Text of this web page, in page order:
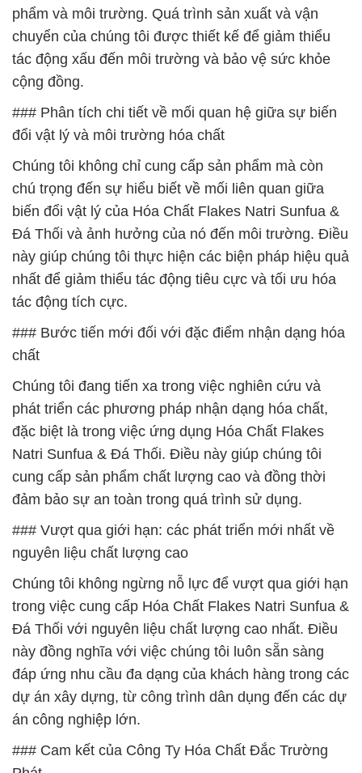
phẩm và môi trường. Quá trình sản xuất và vận
chuyển của chúng tôi được thiết kế để giảm thiểu
tác động xấu đến môi trường và bảo vệ sức khỏe
cộng đồng.
### Phân tích chi tiết về mối quan hệ giữa sự biến
đổi vật lý và môi trường hóa chất
Chúng tôi không chỉ cung cấp sản phẩm mà còn
chú trọng đến sự hiểu biết về mối liên quan giữa
biến đổi vật lý của Hóa Chất Flakes Natri Sunfua &
Đá Thối và ảnh hưởng của nó đến môi trường. Điều
này giúp chúng tôi thực hiện các biện pháp hiệu quả
nhất để giảm thiểu tác động tiêu cực và tối ưu hóa
tác động tích cực.
### Bước tiến mới đối với đặc điểm nhận dạng hóa
chất
Chúng tôi đang tiến xa trong việc nghiên cứu và
phát triển các phương pháp nhận dạng hóa chất,
đặc biệt là trong việc ứng dụng Hóa Chất Flakes
Natri Sunfua & Đá Thối. Điều này giúp chúng tôi
cung cấp sản phẩm chất lượng cao và đồng thời
đảm bảo sự an toàn trong quá trình sử dụng.
### Vượt qua giới hạn: các phát triển mới nhất về
nguyên liệu chất lượng cao
Chúng tôi không ngừng nỗ lực để vượt qua giới hạn
trong việc cung cấp Hóa Chất Flakes Natri Sunfua &
Đá Thối với nguyên liệu chất lượng cao nhất. Điều
này đồng nghĩa với việc chúng tôi luôn sẵn sàng
đáp ứng nhu cầu đa dạng của khách hàng trong các
dự án xây dựng, từ công trình dân dụng đến các dự
án công nghiệp lớn.
### Cam kết của Công Ty Hóa Chất Đắc Trường